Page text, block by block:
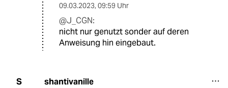
09.03.2023, 09:59 Uhr
@J_CGN:
nicht nur genutzt sonder auf deren
Anweisung hin eingebaut.
S shantivanille